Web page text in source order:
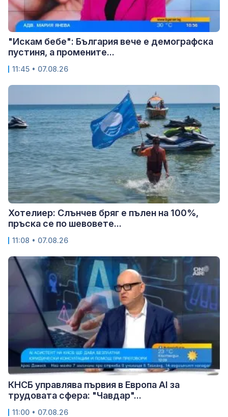
"Искам бебе": България вече е демографска
пустиня, а промените...
11:45 • 07.08.26
Хотелиер: Слънчев бряг е пълен на 100%,
пръска се по шевовете...
11:08 • 07.08.26
КНСБ управлява първия в Европа AI за
трудовата сфера: "Чавдар"...
11:00 • 07.08.26